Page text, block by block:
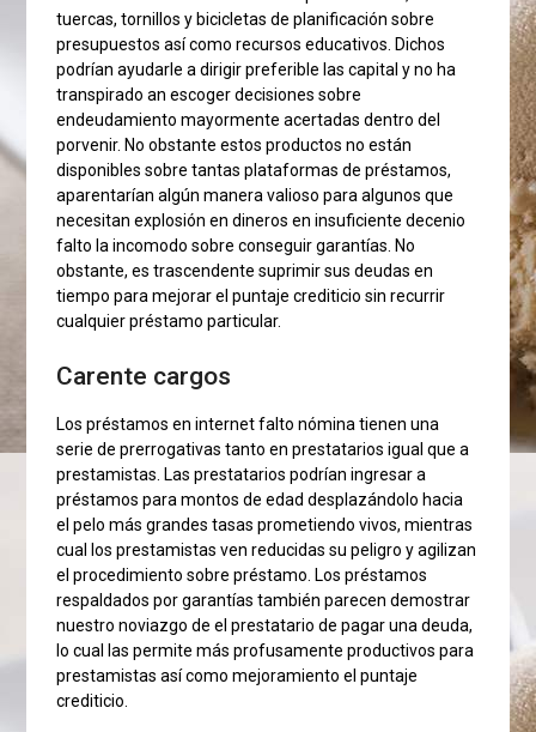
tuercas, tornillos y bicicletas de planificación sobre
presupuestos así­ como recursos educativos. Dichos
podrían ayudarle a dirigir preferible las capital y no ha
transpirado an escoger decisiones sobre
endeudamiento mayormente acertadas dentro del
porvenir. No obstante estos productos no están
disponibles sobre tantas plataformas de préstamos,
aparentarían algún manera valioso para algunos que
necesitan explosión en dineros en insuficiente decenio
falto la incomodo sobre conseguir garantías. No
obstante, es trascendente suprimir sus deudas en
tiempo para mejorar el puntaje crediticio sin recurrir
cualquier préstamo particular.
Carente cargos
Los préstamos en internet falto nómina tienen una
serie de prerrogativas tanto en prestatarios igual que a
prestamistas. Las prestatarios podrían ingresar a
préstamos para montos de edad desplazándolo hacia
el pelo más grandes tasas prometiendo vivos, mientras
cual los prestamistas ven reducidas su peligro y agilizan
el procedimiento sobre préstamo. Los préstamos
respaldados por garantías también parecen demostrar
nuestro noviazgo de el prestatario de pagar una deuda,
lo cual las permite más profusamente productivos para
prestamistas así­ como mejoramiento el puntaje
crediticio.